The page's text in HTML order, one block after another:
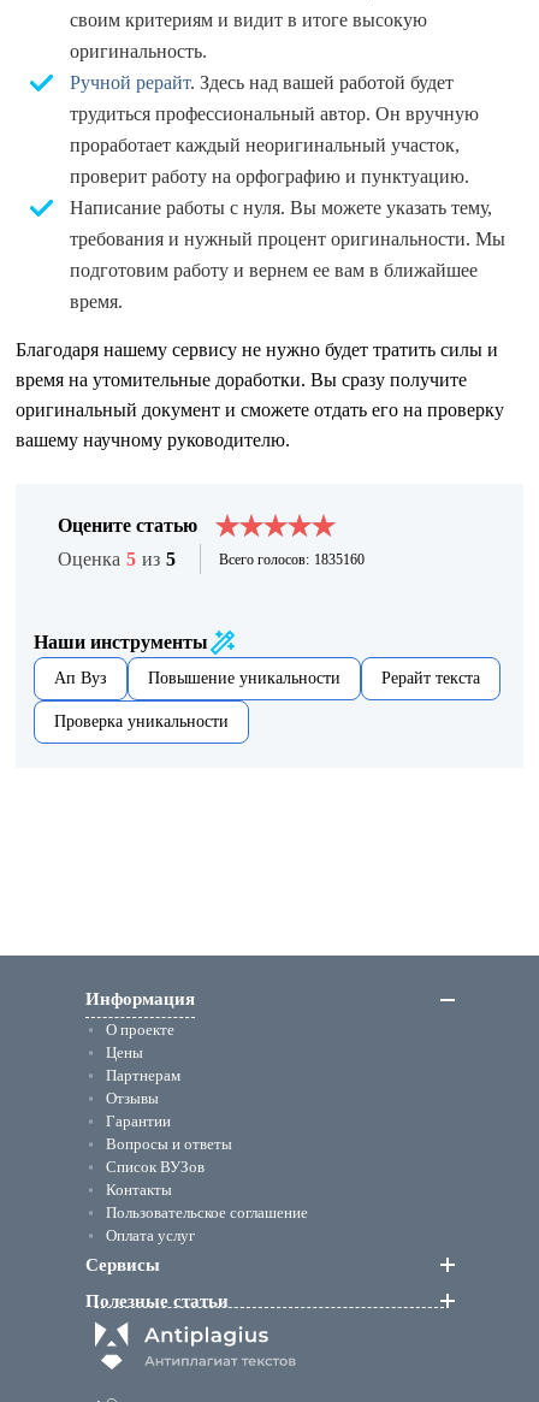
своим критериям и видит в итоге высокую
оригинальность.
Ручной рерайт. Здесь над вашей работой будет
трудиться профессиональный автор. Он вручную
проработает каждый неоригинальный участок,
проверит работу на орфографию и пунктуацию.
Написание работы с нуля. Вы можете указать тему,
требования и нужный процент оригинальности. Мы
подготовим работу и вернем ее вам в ближайшее
время.
Благодаря нашему сервису не нужно будет тратить силы и
время на утомительные доработки. Вы сразу получите
оригинальный документ и сможете отдать его на проверку
вашему научному руководителю.
Оцените статью
Оценка 5 из 5 Всего голосов: 1835160
Наши инструменты
Ап Вуз Повышение уникальности Рерайт текста
Проверка уникальности
Информация
О проекте
Цены
Партнерам
Отзывы
Гарантии
Вопросы и ответы
Список ВУЗов
Контакты
Пользовательское соглашение
Оплата услуг
Сервисы
Полезные статьи